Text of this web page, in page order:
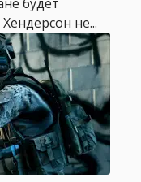
не...